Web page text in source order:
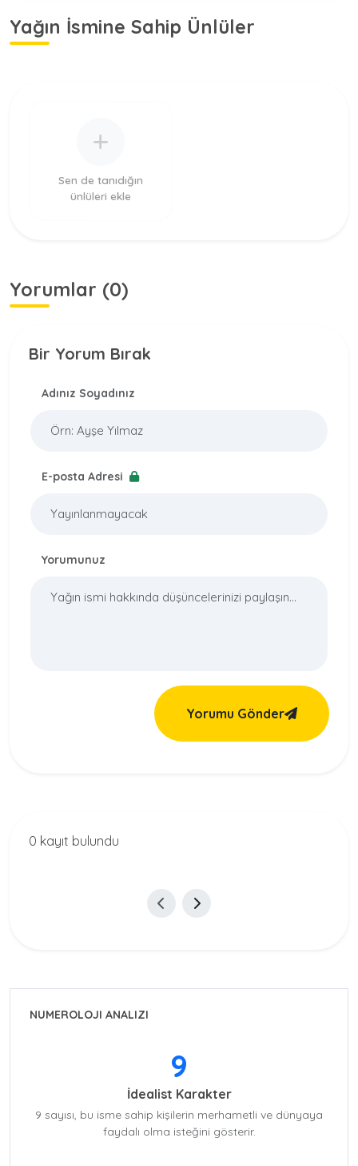
Yağın İsmine Sahip Ünlüler
Sen de tanıdığın
ünlüleri ekle
Yorumlar (0)
Bir Yorum Bırak
Adınız Soyadınız
E-posta Adresi
Yorumunuz
Yorumu Gönder
0 kayıt bulundu
NUMEROLOJI ANALIZI
9
İdealist Karakter
9 sayısı, bu isme sahip kişilerin merhametli ve dünyaya
faydalı olma isteğini gösterir.